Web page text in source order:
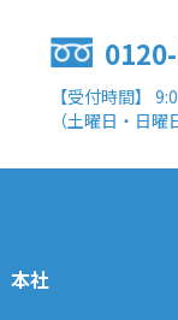
【受付時間】
（土曜日・日
本社